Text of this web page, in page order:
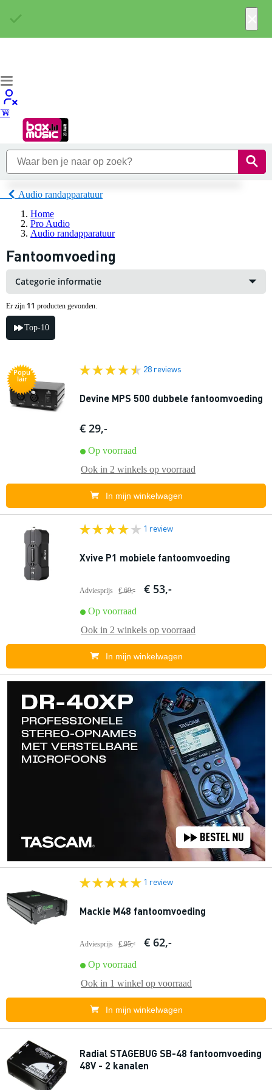
Audio randapparatuur
Home
Pro Audio
Audio randapparatuur
Fantoomvoeding
Categorie informatie
Er zijn 11 producten gevonden.
Top-10
Popu
lair
28 reviews
Devine MPS 500 dubbele fantoomvoeding
€ 29,-
Op voorraad
Ook in 2 winkels op voorraad
In mijn winkelwagen
1 review
Xvive P1 mobiele fantoomvoeding
Adviesprijs € 69,- € 53,-
Op voorraad
Ook in 2 winkels op voorraad
In mijn winkelwagen
1 review
Mackie M48 fantoomvoeding
Adviesprijs € 95,- € 62,-
Op voorraad
Ook in 1 winkel op voorraad
In mijn winkelwagen
Radial STAGEBUG SB-48 fantoomvoeding
48V - 2 kanalen